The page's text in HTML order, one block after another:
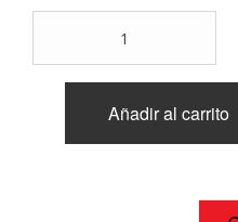
DELANTEROS
Añadir al carrito